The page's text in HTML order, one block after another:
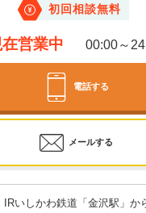
初回相談無料
営業中 00:00～
電話する
メールする
IRいしかわ鉄道「金沢駅」か